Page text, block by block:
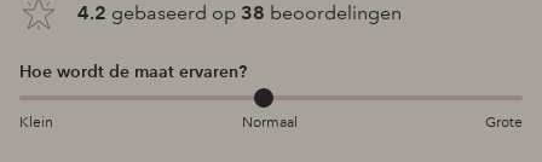
4.2 gebaseerd op 38 beoordelingen
Hoe wordt de maat ervaren?
Klein Normaal Grote